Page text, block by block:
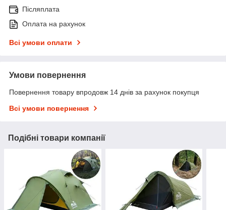
Післяплата
Оплата на рахунок
Всі умови оплати
Умови повернення
Повернення товару впродовж 14 днів за рахунок покупця
Всі умови повернення
Подібні товари компанії